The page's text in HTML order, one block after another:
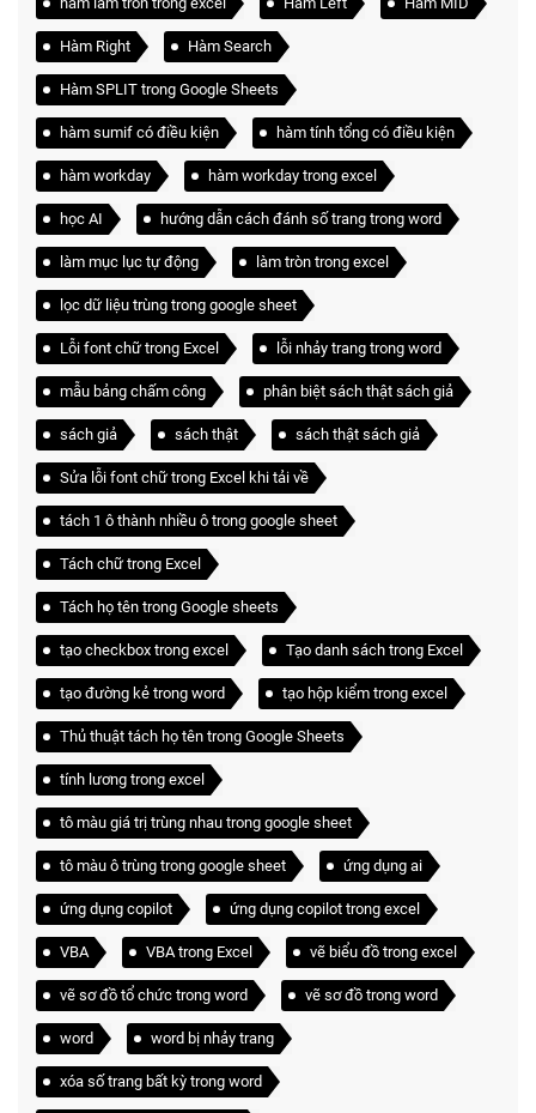
Hàm Right Hàm Search
Hàm SPLIT trong Google Sheets
hàm sumif có điều kiện hàm tính tổng có điều kiện
hàm workday hàm workday trong excel
học AI hướng dẫn cách đánh số trang trong word
làm mục lục tự động làm tròn trong excel
lọc dữ liệu trùng trong google sheet
Lỗi font chữ trong Excel lỗi nhảy trang trong word
mẫu bảng chấm công phân biệt sách thật sách giả
sách giả sách thật sách thật sách giả
Sửa lỗi font chữ trong Excel khi tải về
tách 1 ô thành nhiều ô trong google sheet
Tách chữ trong Excel
Tách họ tên trong Google sheets
tạo checkbox trong excel Tạo danh sách trong Excel
tạo đường kẻ trong word tạo hộp kiểm trong excel
Thủ thuật tách họ tên trong Google Sheets
tính lương trong excel
tô màu giá trị trùng nhau trong google sheet
tô màu ô trùng trong google sheet ứng dụng ai
ứng dụng copilot ứng dụng copilot trong excel
VBA VBA trong Excel vẽ biểu đồ trong excel
vẽ sơ đồ tổ chức trong word vẽ sơ đồ trong word
word word bị nhảy trang
xóa số trang bất kỳ trong word